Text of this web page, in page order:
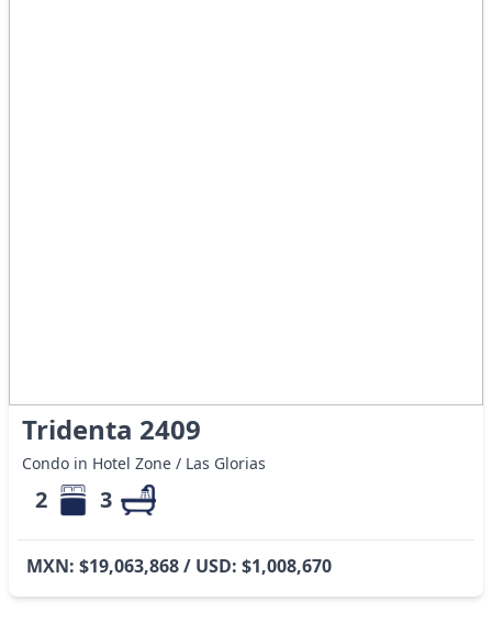
Tridenta 2409
Condo in Hotel Zone / Las Glorias
2 3
MXN: $19,063,868 / USD: $1,008,670